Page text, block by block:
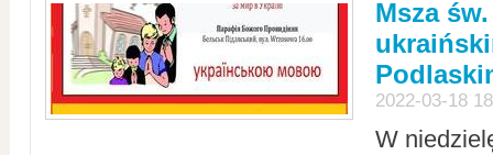
Msza
2022-03-18
W